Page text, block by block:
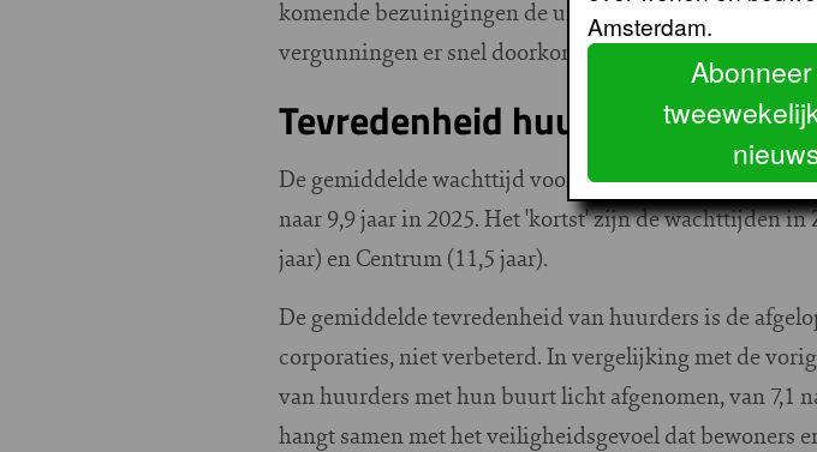
komende bezuinigingen de uitvoerende afdelingen
vergunningen er snel doorkomen. Tijd is immers
Tevredenheid huurders
De gemiddelde wachttijd voor een sociale
naar 9,9 jaar in 2025. Het 'kortst' zijn de wachttijden
jaar) en Centrum (11,5 jaar).
De gemiddelde tevredenheid van huurders is de
corporaties, niet verbeterd. In vergelijking met de
van huurders met hun buurt licht afgeno­men, van 7,1
hangt samen met het veiligheidsgevoel dat bewoners
Amsterdam.